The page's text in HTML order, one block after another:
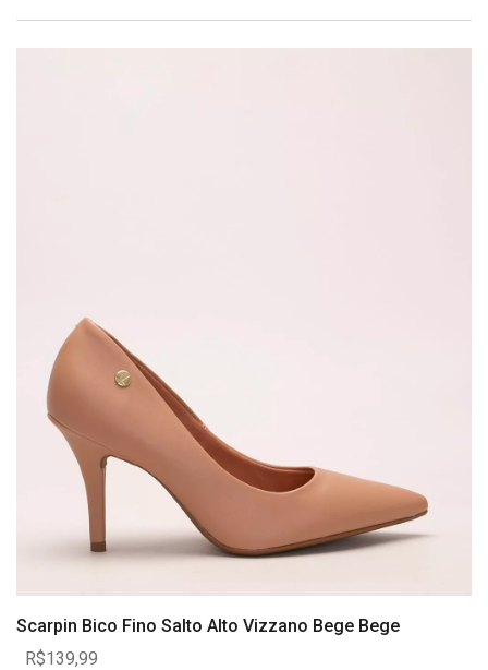
Scarpin Bico Fino Salto Alto Vizzano Bege Bege
R$139,99